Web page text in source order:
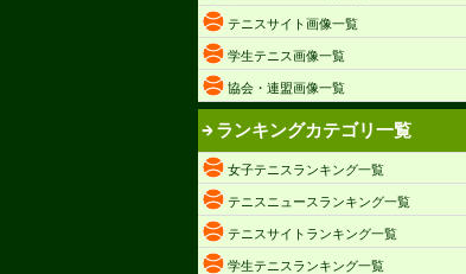
テニスサイト画像一覧
学生テニス画像一覧
協会・連盟画像一覧
ランキングカテゴリ一覧
女子テニスランキング一覧
テニスニュースランキング一覧
テニスサイトランキング一覧
学生テニスランキング一覧